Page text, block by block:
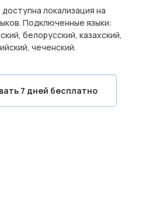
локализация на
Подключенные языки:
белорусский, казахский,
чеченский.
7 дней бесплатно